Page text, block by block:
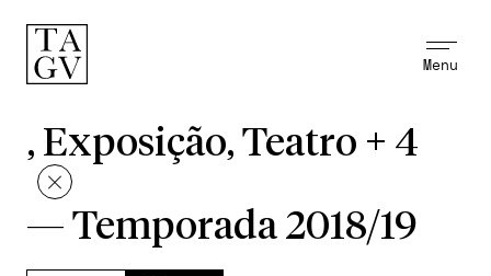
Menu
, Exposição, Teatro + 4
— Temporada 2018/19